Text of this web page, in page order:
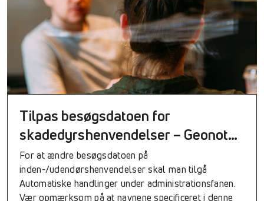
Tilpas besøgsdatoen for
skadedyrshenvendelser – Geonote
skadedyr
For at ændre besøgsdatoen på
inden-/udendørshenvendelser skal man tilgå
Automatiske handlinger under administrationsfanen.
Vær opmærksom på at navnene specificeret i denne